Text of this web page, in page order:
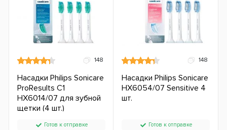
148
Насадки Philips Sonicare
ProResults C1
HX6014/07 для зубной
щетки (4 шт.)
Готов к отправке
148
Насадки Philips Sonicare
HX6054/07 Sensitive 4
шт.
Готов к отправке